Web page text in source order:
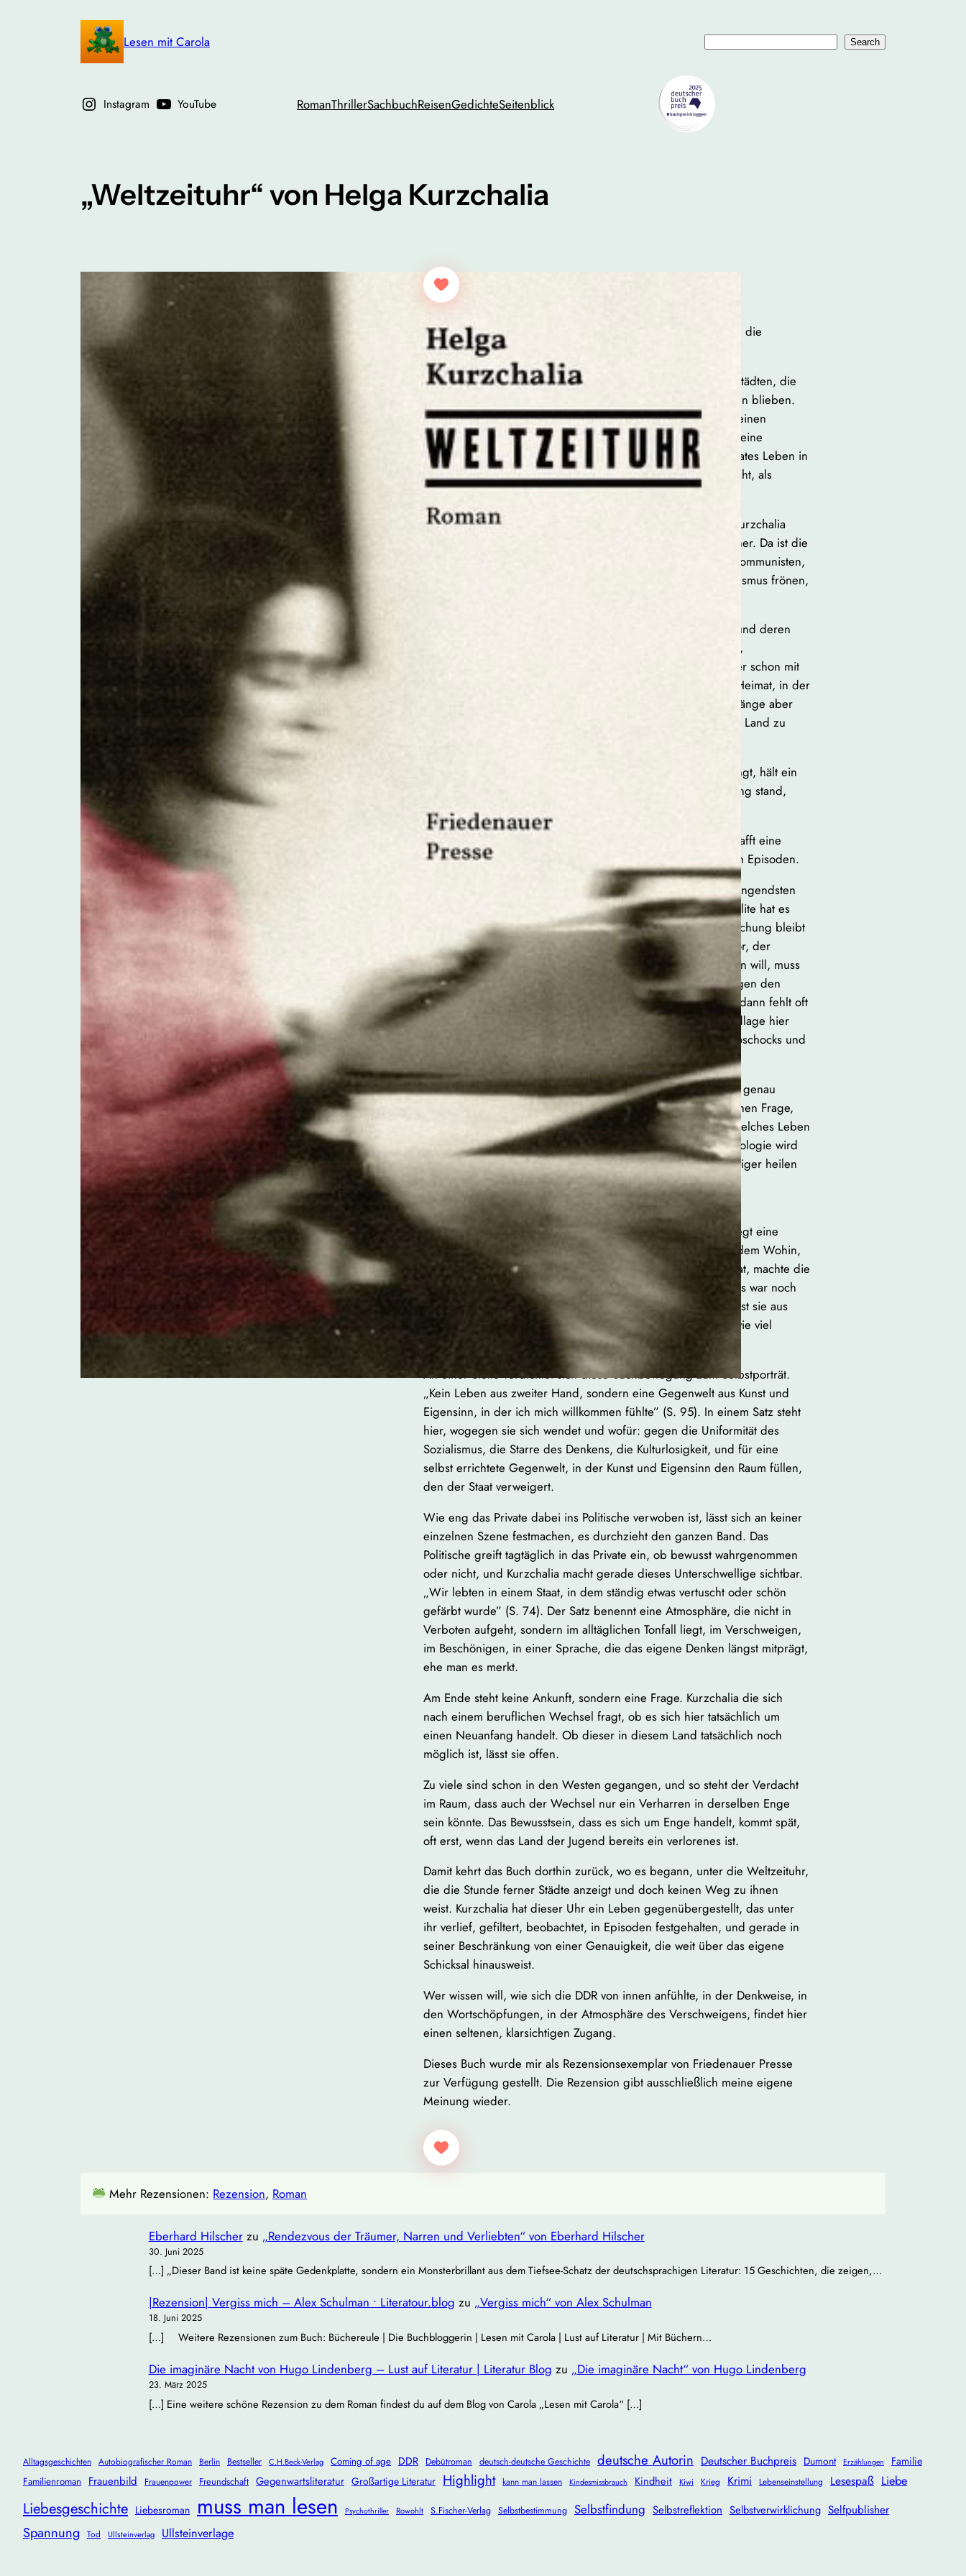
Lesen mit Carola Search
Instagram YouTube RomanThrillerSachbuchReisenGedichteSeitenblick
„Weltzeituhr“ von Helga Kurzchalia
„Irgendwer saß immer auf gepackten Koffern und zählte die
Stunden. S. 27
Die Weltzeituhr auf dem Alexanderplatz zeigt die Stunde in Städten, die
den meisten Ostdeutschen, die unter ihr standen, verschlossen blieben.
Helga Kurzchalia leiht ihrem Roman diesen Titel und mit ihm einen
Widerspruch, der das ganze Buch trägt: Die Uhr proklamiert eine
Weltoffenheit, die es in Wahrheit nicht gab. Darunter ein privates Leben in
Ostberlin, an das die große Welt nur als Nachricht, als Gerücht, als
verbotene Lektüre heranreicht.
Dieses Ostberlin der siebziger und achtziger Jahre entfaltet Kurzchalia
ungeschönt und genau, und sie beginnt eine Generation früher. Da ist die
Gemengelage der Elterngeneration, Altnazis, Mitläufer und Kommunisten,
letztere, die wie die Eltern der Autorin blindwütig dem Sozialismus frönen,
Aus ihr geht die Generation der arbeitenden Mütter hervor, und deren
Töchter werden selbst kaum über zwanzig Mütter, meist allein,
selbstbewusst getrennt oder verlassen, mitten im Studium oder schon mit
Kind. Um sie herum die ständige Mangelwirtschaft und eine Heimat, in der
man sich gleichwohl verortet fühlt, deren gesellschaftliche Zwänge aber
mehr und mehr Menschen nur noch vor die Wahl stellen, das Land zu
Dass das Weltgeschehen in dieses Leben nur gefiltert eindringt, hält ein
Satz fest, der die ganze Tonlage grundiert: „Was in der Zeitung stand,
glaubten wir nicht.” (S. 95)
Zwischen dem offiziellen Bild der Welt und der Welt selbst klafft eine
Lücke, und in sie hinein schreibt Kurzchalia ihre biografischen Episoden.
Am schmalsten ist dieser Raum dort, wo Menschen ihn am dringendsten
brauchen, in der geistigen Arbeit. Gerade die intellektuelle Elite hat es
schwer, denn für die persönliche wie die berufliche Verwirklichung bleibt
zu wenig Platz. Kurzchalia führt das an ihrem eigenen Feld vor, der
Kinderpsychologie. Wer verhaltensauffällige Kinder behandeln will, muss
auf Vorkriegswissen zurückgreifen oder westliche Lektüre gegen den
Widerstand der Offiziellen ins Land schmuggeln, und selbst dann fehlt oft
der Ort, das Wissen umzusetzen. Auf welch brüchiger Grundlage hier
gearbeitet wird, zeigt sich an den Verfahren selbst, an Elektroschocks und
Tests, die teils aus dem Jahr 1938 stammen.
So tastend die Autorin und ihre Mitstreiterinnen vorgehen, so genau
benennen sie, woran sie eigentlich rühren. Hinter der fachlichen Frage,
wie einem Kind zu helfen sei, steht stets eine größere: „Für welches Leben
sollten die Kinder zurechtgestutzt werden?” (S. 87) Die Psychologie wird
zur Probe aufs Exempel des ganzen Systems, das Kinder weniger heilen
als passend machen will.
Doch der Roman erschöpft sich nicht in der Schilderung von
Verhältnissen. Unter jeder Episode, oft erst an ihrem Ende, liegt eine
existenzielle Frage, meist die nach dem eigenen Wert, nach dem Wohin,
nach dem Sinn. Was zählte als Erfolg und was schon als Verrat, machte die
Verweigerung krank, half die Betäubung, welcher Kompromiss war noch
erlaubt. Kurzchalia stellt diese Fragen nicht als Thesen, sie lässt sie aus
den Geschichten aufsteigen, etwa wenn beiläufig anklingt, „wie viel
Freiheit man eigentlich braucht” (S. 82).
An einer Stelle verdichtet sich diese Suchbewegung zum Selbstporträt.
„Kein Leben aus zweiter Hand, sondern eine Gegenwelt aus Kunst und
Eigensinn, in der ich mich willkommen fühlte” (S. 95). In einem Satz steht
hier, wogegen sie sich wendet und wofür: gegen die Uniformität des
Sozialismus, die Starre des Denkens, die Kulturlosigkeit, und für eine
selbst errichtete Gegenwelt, in der Kunst und Eigensinn den Raum füllen,
den der Staat verweigert.
Wie eng das Private dabei ins Politische verwoben ist, lässt sich an keiner
einzelnen Szene festmachen, es durchzieht den ganzen Band. Das
Politische greift tagtäglich in das Private ein, ob bewusst wahrgenommen
oder nicht, und Kurzchalia macht gerade dieses Unterschwellige sichtbar.
„Wir lebten in einem Staat, in dem ständig etwas vertuscht oder schön
gefärbt wurde” (S. 74). Der Satz benennt eine Atmosphäre, die nicht in
Verboten aufgeht, sondern im alltäglichen Tonfall liegt, im Verschweigen,
im Beschönigen, in einer Sprache, die das eigene Denken längst mitprägt,
ehe man es merkt.
Am Ende steht keine Ankunft, sondern eine Frage. Kurzchalia die sich
nach einem beruflichen Wechsel fragt, ob es sich hier tatsächlich um
einen Neuanfang handelt. Ob dieser in diesem Land tatsächlich noch
möglich ist, lässt sie offen.
Zu viele sind schon in den Westen gegangen, und so steht der Verdacht
im Raum, dass auch der Wechsel nur ein Verharren in derselben Enge
sein könnte. Das Bewusstsein, dass es sich um Enge handelt, kommt spät,
oft erst, wenn das Land der Jugend bereits ein verlorenes ist.
Damit kehrt das Buch dorthin zurück, wo es begann, unter die Weltzeituhr,
die die Stunde ferner Städte anzeigt und doch keinen Weg zu ihnen
weist. Kurzchalia hat dieser Uhr ein Leben gegenübergestellt, das unter
ihr verlief, gefiltert, beobachtet, in Episoden festgehalten, und gerade in
seiner Beschränkung von einer Genauigkeit, die weit über das eigene
Schicksal hinausweist.
Wer wissen will, wie sich die DDR von innen anfühlte, in der Denkweise, in
den Wortschöpfungen, in der Atmosphäre des Verschweigens, findet hier
einen seltenen, klarsichtigen Zugang.
Dieses Buch wurde mir als Rezensionsexemplar von Friedenauer Presse
zur Verfügung gestellt. Die Rezension gibt ausschließlich meine eigene
Meinung wieder.
Mehr Rezensionen: Rezension, Roman
Eberhard Hilscherzu „Rendezvous der Träumer, Narren und Verliebten“ von Eberhard Hilscher
30. Juni 2025
[…] „Dieser Band ist keine späte Gedenkplatte, sondern ein Monsterbrillant aus dem Tiefsee‐Schatz der deutschsprachigen Literatur: 15 Geschichten, die zeigen,…
|Rezension| Vergiss mich – Alex Schulman • Literatour.blog zu „Vergiss mich“ von Alex Schulman
18. Juni 2025
[…] Weitere Rezensionen zum Buch: Büchereule | Die Buchbloggerin | Lesen mit Carola | Lust auf Literatur | Mit Büchern…
Die imaginäre Nacht von Hugo Lindenberg – Lust auf Literatur | Literatur Blog zu „Die imaginäre Nacht“ von Hugo Lindenberg
23. März 2025
[…] Eine weitere schöne Rezension zu dem Roman findest du auf dem Blog von Carola „Lesen mit Carola“ […]
Alltagsgeschichten Autobiografischer Roman Berlin Bestseller C.H.Beck-Verlag Coming of age DDR Debütroman deutsch-deutsche Geschichte deutsche Autorin Deutscher Buchpreis Dumont Erzählungen Familie
Familienroman Frauenbild Frauenpower Freundschaft Gegenwartsliteratur Großartige Literatur Highlight kann man lassen Kindesmissbrauch Kindheit Kiwi Krieg Krimi Lebenseinstellung Lesespaß Liebe
Liebesgeschichte Liebesroman muss man lesen Psychothriller Rowohlt S.Fischer-Verlag Selbstbestimmung Selbstfindung Selbstreflektion Selbstverwirklichung Selfpublisher
Spannung Tod Ullsteinverlag Ullsteinverlage